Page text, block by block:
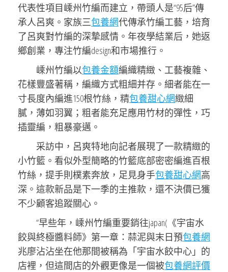
代表性項目嵊州竹編而建立，帶頭人是“95后”傳
承人呂爽。家族三包養網代傳承竹編工藝，培育
了呂爽對竹編的深摯感情。年夜學結業后，她返
鄉創業，專注竹編design和市場推行。
嵊州竹編以包養金額編織精緻、工藝複雜、
花樣豐盛著稱，編織方式粗細并存。細者能在一
寸長度內編進150根竹絲，精包養甜心網緻細
膩，薄如羽翼；粗者能充足應用竹材的彈性，巧
插靈編，粗暴豪邁。
采訪中，呂爽特地向記者展現了一款精緻的
小竹籃。看似外型簡略的竹籃底部密密編進百根
竹絲，提手則樸素奔放，足見身手包養甜心網高
深。這款新品是下一季的主推款，還不決價已獲
不少顧客追蹤關心。
“早些年，嵊州竹編重要銷往japan(《宇宙水
餃與終極醬料師》第一章：蒜泥與末日預包養網
兆廖沾沾坐在他那間被稱為「宇宙水餃中心」的
店裡，但這間店的外觀更像是一個被包養網評價